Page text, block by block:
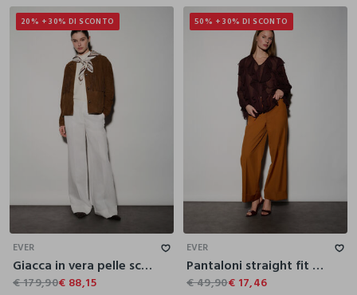
20% + 30% DI SCONTO
L
XL
EVER
Giacca in vera pelle scamosciata con frange donna
€ 179,90€ 88,15
50% + 30% DI SCONTO
44 46
EVER
Pantaloni straight fit misto viscosa donna
€ 49,90€ 17,46